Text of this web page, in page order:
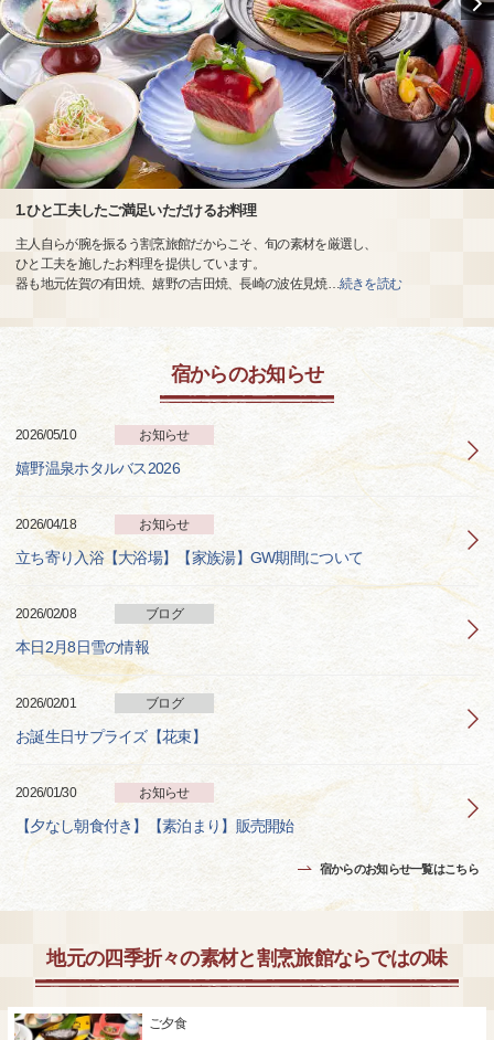
1.ひと工夫したご満足いただけるお料理
主人自らが腕を振るう割烹旅館だからこそ、旬の素材を厳選し、
ひと工夫を施したお料理を提供しています。
器も地元佐賀の有田焼、嬉野の吉田焼、長崎の波佐見焼…続きを読む
宿からのお知らせ
2026/05/10 お知らせ
嬉野温泉ホタルバス2026
2026/04/18 お知らせ
立ち寄り入浴【大浴場】【家族湯】GW期間について
2026/02/08 ブログ
本日2月8日雪の情報
2026/02/01 ブログ
お誕生日サプライズ【花束】
2026/01/30 お知らせ
【夕なし朝食付き】【素泊まり】販売開始
宿からのお知らせ一覧はこちら
地元の四季折々の素材と割烹旅館ならではの味
ご夕食